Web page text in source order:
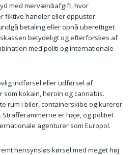
med merværdiafgift, hvor
fiktive handler eller oppuster
betaling eller opnå uberettiget
betydeligt og efterforskes af
med politi og internationale
indførsel eller udførsel af
kokain, heroin og cannabis.
rum i biler, containerskibe og kurerer
Strafferammerne er høje, og politiet
agenturer som Europol.
hensynsløs kørsel med meget høj